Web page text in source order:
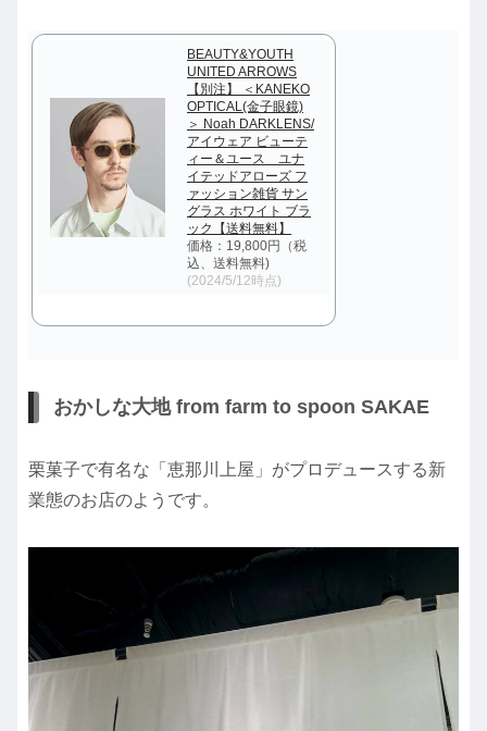
BEAUTY&YOUTH
UNITED ARROWS
【別注】 ＜KANEKO
OPTICAL(金子眼鏡)
＞ Noah DARKLENS/
アイウェア ビューテ
ィー＆ユース ユナ
イテッドアローズ フ
ァッション雑貨 サン
グラス ホワイト ブラ
ック【送料無料】
価格：19,800円（税
込、送料無料)
(2024/5/12時点)
おかしな大地 from farm to spoon SAKAE
栗菓子で有名な「恵那川上屋」がプロデュースする新
業態のお店のようです。